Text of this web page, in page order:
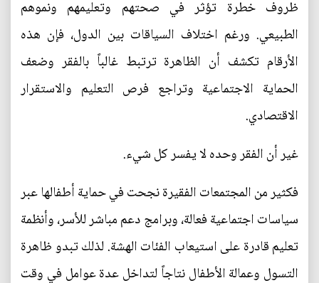
ظروف خطرة تؤثر في صحتهم وتعليمهم ونموهم
الطبيعي. ورغم اختلاف السياقات بين الدول، فإن هذه
الأرقام تكشف أن الظاهرة ترتبط غالباً بالفقر وضعف
الحماية الاجتماعية وتراجع فرص التعليم والاستقرار
الاقتصادي.
غير أن الفقر وحده لا يفسر كل شيء.
فكثير من المجتمعات الفقيرة نجحت في حماية أطفالها عبر
سياسات اجتماعية فعالة، وبرامج دعم مباشر للأسر، وأنظمة
تعليم قادرة على استيعاب الفئات الهشة. لذلك تبدو ظاهرة
التسول وعمالة الأطفال نتاجاً لتداخل عدة عوامل في وقت